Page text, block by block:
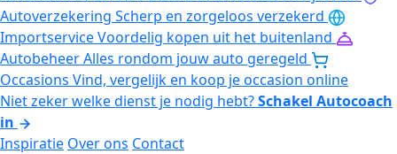
Autoverzekering Scherp en zorgeloos verzekerd
ImportserviceVoordelig kopen uit het buitenland
AutobeheerAlles rondom jouw auto geregeld
Occasions Vind, vergelijk en koop je occasion online
Niet zeker welke dienst je nodig hebt?Schakel Autocoach
in
Inspiratie Over ons Contact